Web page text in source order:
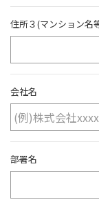
住所３(マンション名
会社名
部署名